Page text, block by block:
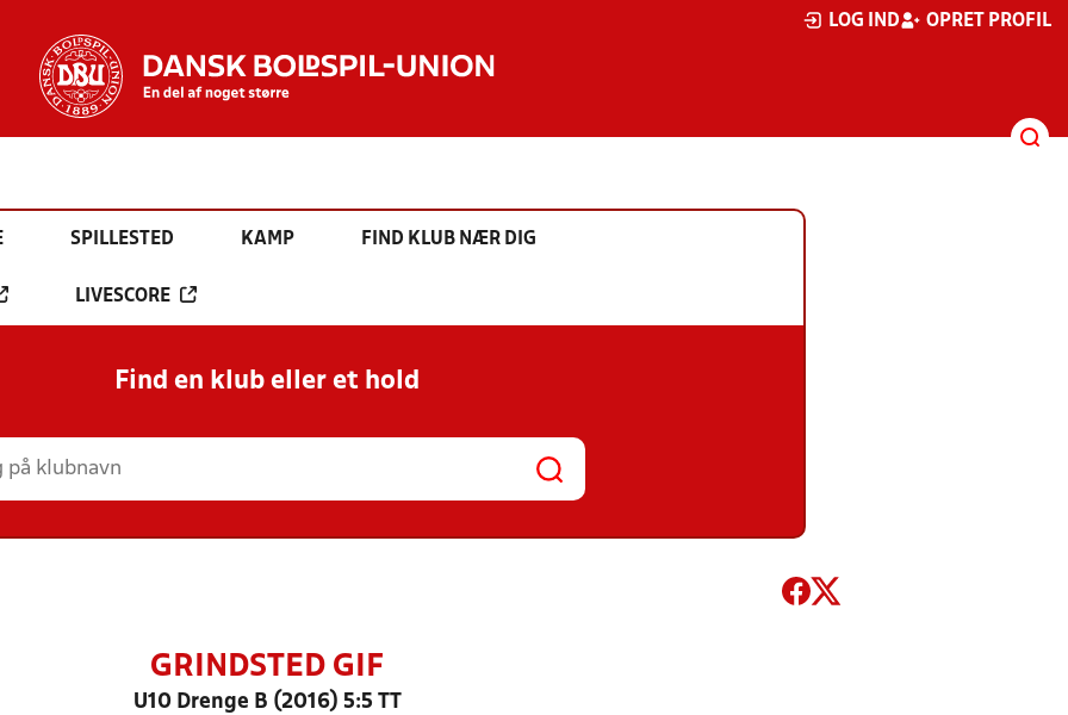
LOG IND OPRET PROFIL
SPILLESTED KAMP FIND KLUB NÆR DIG
LIVESCORE
Find en klub eller et hold
GRINDSTED GIF
U10 Drenge B (2016) 5:5 TT